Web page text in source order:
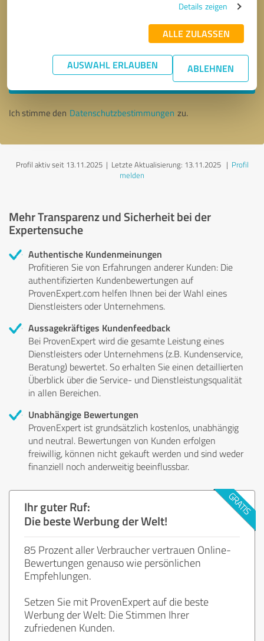
Details zeigen
ALLE ZULASSEN
AUSWAHL ERLAUBEN ABLEHNEN
Ich stimme den Datenschutzbestimmungen zu.
Profil aktiv seit 13.11.2025 | Letzte Aktualisierung: 13.11.2025| Profil
melden
Mehr Transparenz und Sicherheit bei der
Expertensuche
Authentische Kundenmeinungen
Profitieren Sie von Erfahrungen anderer Kunden: Die
authentifizierten Kundenbewertungen auf
ProvenExpert.com helfen Ihnen bei der Wahl eines
Dienstleisters oder Unternehmens.
Aussagekräftiges Kundenfeedback
Bei ProvenExpert wird die gesamte Leistung eines
Dienstleisters oder Unternehmens (z.B. Kundenservice,
Beratung) bewertet. So erhalten Sie einen detaillierten
Überblick über die Service- und Dienstleistungsqualität
in allen Bereichen.
Unabhängige Bewertungen
ProvenExpert ist grundsätzlich kostenlos, unabhängig
und neutral. Bewertungen von Kunden erfolgen
freiwillig, können nicht gekauft werden und sind weder
finanziell noch anderweitig beeinflussbar.
Ihr guter Ruf:
Die beste Werbung der Welt!
85 Prozent aller Verbraucher vertrauen Online-
Bewertungen genauso wie persönlichen
Empfehlungen.
Setzen Sie mit ProvenExpert auf die beste
Werbung der Welt: Die Stimmen Ihrer
zufriedenen Kunden.